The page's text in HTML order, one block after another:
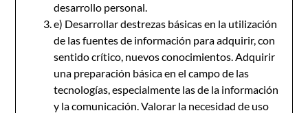
desarrollo personal.
e) Desarrollar destrezas básicas en la utilización
de las fuentes de información para adquirir, con
sentido crítico, nuevos conocimientos. Adquirir
una preparación básica en el campo de las
tecnologías, especialmente las de la información
y la comunicación. Valorar la necesidad de uso